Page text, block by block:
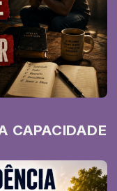
CAPACIDADE